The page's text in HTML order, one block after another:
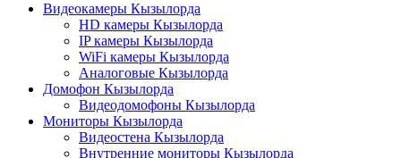
Видеокамеры Кызылорда
HD камеры Кызылорда
IP камеры Кызылорда
WiFi камеры Кызылорда
Аналоговые Кызылорда
Домофон Кызылорда
Видеодомофоны Кызылорда
Мониторы Кызылорда
Видеостена Кызылорда
Внутренние мониторы Кызылорда